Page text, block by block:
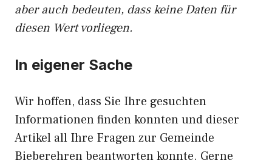
aber auch bedeuten, dass keine Daten für
diesen Wert vorliegen.
In eigener Sache
Wir hoffen, dass Sie Ihre gesuchten
Informationen finden konnten und dieser
Artikel all Ihre Fragen zur Gemeinde
Bieberehren beantworten konnte. Gerne